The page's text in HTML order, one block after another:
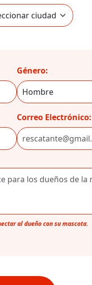
Género:
Correo Electrónico:
al dueño con su mascota.